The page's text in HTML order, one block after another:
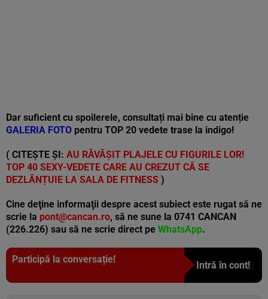
Dar suficient cu spoilerele, consultați mai bine cu atenție
GALERIA FOTO pentru TOP 20 vedete trase la indigo!
( CITEȘTE ȘI: AU RĂVĂȘIT PLAJELE CU FIGURILE LOR!
TOP 40 SEXY-VEDETE CARE AU CREZUT CĂ SE
DEZLĂNȚUIE LA SALA DE FITNESS )
Cine deţine informaţii despre acest subiect este rugat să ne
scrie la pont@cancan.ro, să ne sune la 0741 CANCAN
(226.226) sau să ne scrie direct pe WhatsApp.
Participă la conversație!
Intră în cont!